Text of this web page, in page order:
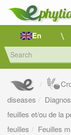
En
diseases
feuilles et/ou de la
feuilles
Feuilles